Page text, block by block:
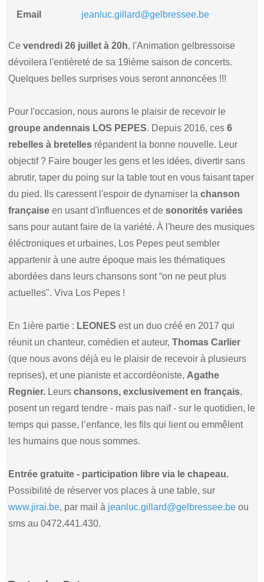
Email jeanluc.gillard@gelbressee.be
Cevendredi 26 juillet à 20h, l'Animation gelbressoise
dévoilera l'entièreté de sa 19ième saison de concerts.
Quelques belles surprises vous seront annoncées !!!
Pour l'occasion, nous aurons le plaisir de recevoir le
groupe andennais LOS PEPES. Depuis 2016, ces6
rebelles à bretelles répandent la bonne nouvelle. Leur
objectif ? Faire bouger les gens et les idées, divertir sans
abrutir, taper du poing sur la table tout en vous faisant taper
du pied. Ils caressent l'espoir de dynamiser lachanson
française en usant d'influences et desonorités variées
sans pour autant faire de la variété. À l'heure des musiques
éléctroniques et urbaines, Los Pepes peut sembler
appartenir à une autre époque mais les thématiques
abordées dans leurs chansons sont “on ne peut plus
actuelles". Viva Los Pepes !
En 1ière partie : LEONES est un duo créé en 2017 qui
réunit un chanteur, comédien et auteur,Thomas Carlier
(que nous avons déjà eu le plaisir de recevoir à plusieurs
reprises), et une pianiste et accordéoniste, Agathe
Regnier. Leurschansons, exclusivement en français,
posent un regard tendre - mais pas naïf - sur le quotidien, le
temps qui passe, l’enfance, les fils qui lient ou emmêlent
les humains que nous sommes.
Entrée gratuite - participation libre via le chapeau.
Possibilité de réserver vos places à une table, sur
www.jirai.be, par mail à jeanluc.gillard@gelbressee.be ou
sms au 0472.441.430.